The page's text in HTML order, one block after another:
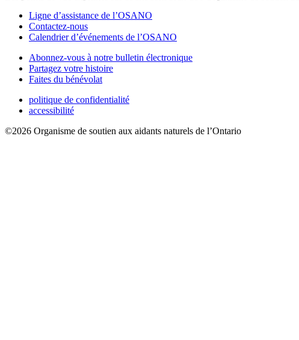
Ligne d’assistance de l’OSANO
Contactez-nous
Calendrier d’événements de l’OSANO
Abonnez-vous à notre bulletin électronique
Partagez votre histoire
Faites du bénévolat
politique de confidentialité
accessibilité
©2026 Organisme de soutien aux aidants naturels de l’Ontario